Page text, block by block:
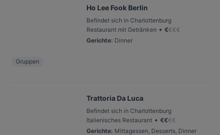
Ho Lee Fook Berlin
Befindet sich in Charlottenburg
Restaurant mit Getränken • €€€€
Gerichte: Dinner
Gruppen
Trattoria Da Luca
Befindet sich in Charlottenburg
Italienisches Restaurant • €€€€
Gerichte: Mittagessen, Desserts, Dinner